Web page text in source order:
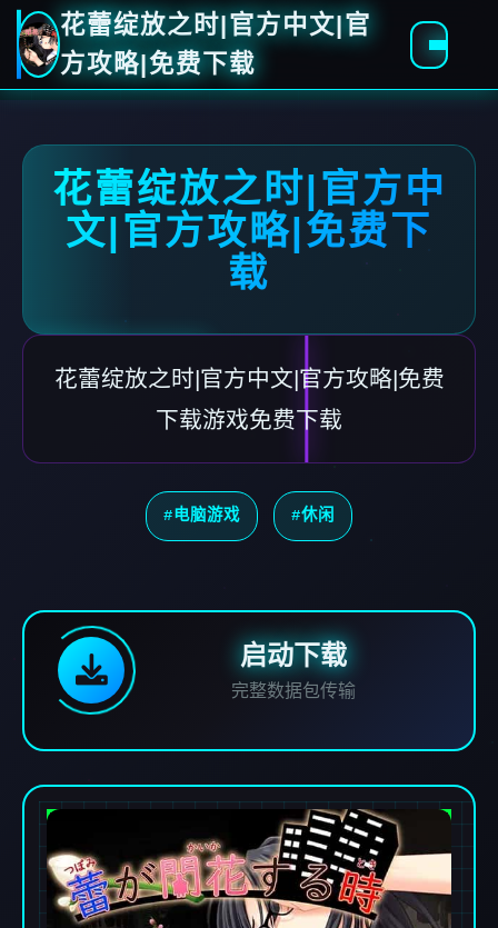
花蕾绽放之时|官方中文|官
方攻略|免费下载
花蕾绽放之时|官方中
文|官方攻略|免费下
载
花蕾绽放之时|官方中文|官方攻略|免费
下载游戏免费下载
#电脑游戏 #休闲
启动下载
完整数据包传输